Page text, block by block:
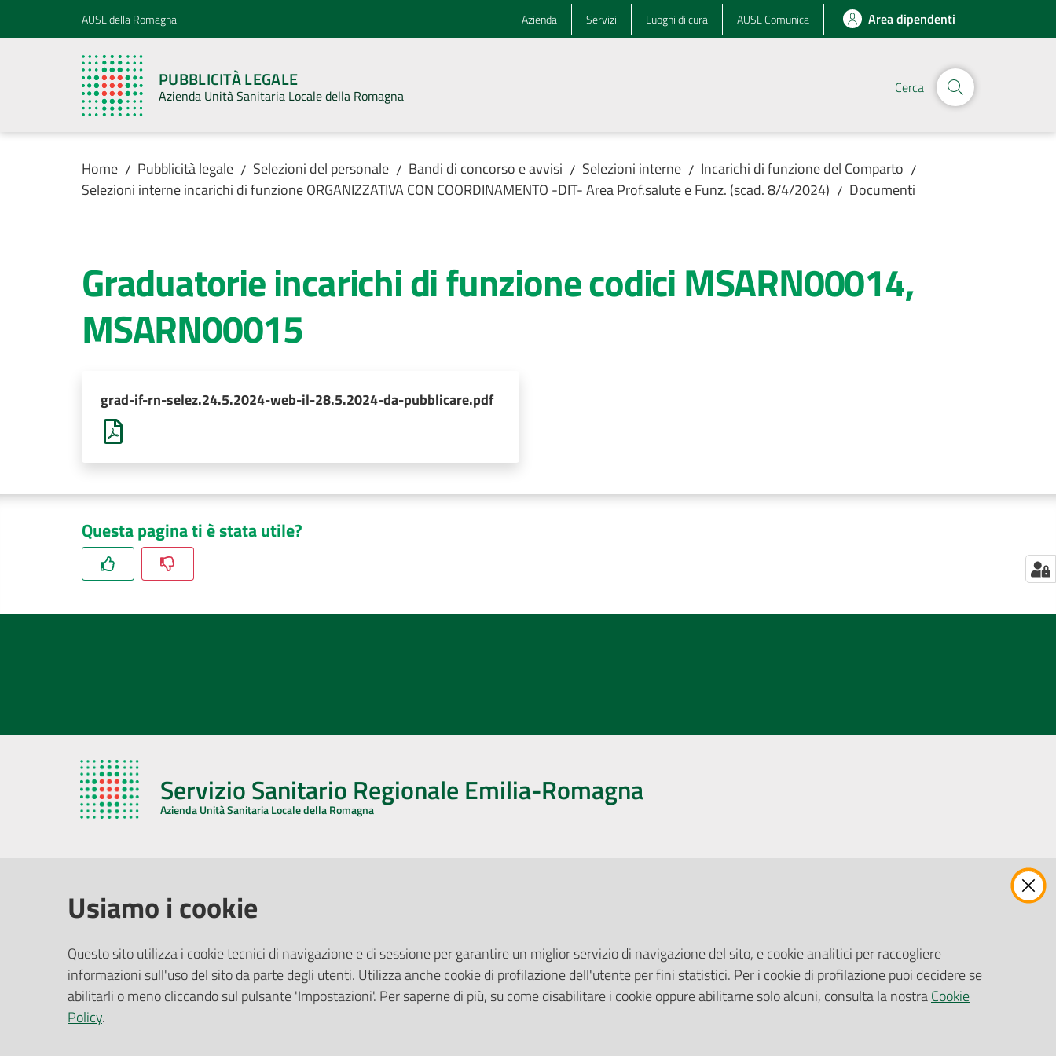
Vai al contenuto
Vai alla navigazioneAUSL della Romagna Azienda Servizi Luoghi di cura AUSL Comunica Area dipendenti
PUBBLICITÀ LEGALE
Azienda Unità Sanitaria Locale della Romagna Cerca
Home / Pubblicità legale / Selezioni del personale / Bandi di concorso e avvisi / Selezioni interne / Incarichi di funzione del Comparto /
Selezioni interne incarichi di funzione ORGANIZZATIVA CON COORDINAMENTO -DIT- Area Prof.salute e Funz. (scad. 8/4/2024) / Documenti
Graduatorie incarichi di funzione codici MSARN00014,
MSARN00015
grad-if-rn-selez.24.5.2024-web-il-28.5.2024-da-pubblicare.pdf
Questa pagina ti è stata utile?
Servizio Sanitario Regionale Emilia-Romagna
Azienda Unità Sanitaria Locale della Romagna
Via De Gasperi, 8 - 48121 Ravenna (RA)
CF/P.IVA:02483810392
PEC:
azienda@pec.auslromagna.it
Ufficio Relazioni con il Pubblico
Riferimenti per la Stampa
Pubblicità legale
Albo Pretorio
Privacy Policy
Attuazione Misure PNRR
Gare e Appalti
Richiesta Patrocinio
Usiamo i cookie
Questo sito utilizza i cookie tecnici di navigazione e di sessione per garantire un miglior servizio di navigazione del sito, e cookie analitici per raccogliere
informazioni sull'uso del sito da parte degli utenti. Utilizza anche cookie di profilazione dell'utente per fini statistici. Per i cookie di profilazione puoi decidere se
abilitarli o meno cliccando sul pulsante 'Impostazioni'. Per saperne di più, su come disabilitare i cookie oppure abilitarne solo alcuni, consulta la nostraCookie
Policy.